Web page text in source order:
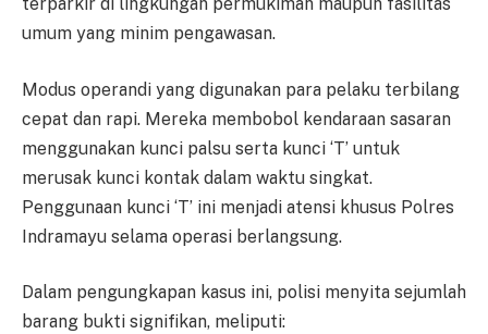
umum yang minim pengawasan.
Modus operandi yang digunakan para pelaku terbilang
cepat dan rapi. Mereka membobol kendaraan sasaran
menggunakan kunci palsu serta kunci ‘T’ untuk
merusak kunci kontak dalam waktu singkat.
Penggunaan kunci ‘T’ ini menjadi atensi khusus Polres
Indramayu selama operasi berlangsung.
Dalam pengungkapan kasus ini, polisi menyita sejumlah
barang bukti signifikan, meliputi: